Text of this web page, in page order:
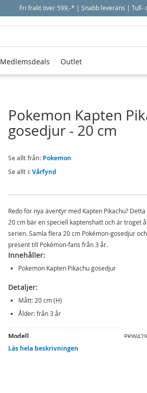
Fri frakt över 599,-* | Snabb leverans | Tull-
Pokemon Kapten
gosedjur - 20 cm
Se allt från: Pokemon
Se allt i:Vårfynd
Redo för nya äventyr med Kapten Pikachu?
20 cm bär en speciell kaptenshatt och är troget
serien. Samla flera 20 cm Pokémon-gosedjur
present till Pokémon-fans från 3 år.
Innehåller:
Pokemon Kapten Pikachu gosedjur
Detaljer:
Mått: 20 cm (H)
Ålder: från 3 år
Mer
information
Modell
Läs hela beskrivningen
Medlemsdeals Outlet